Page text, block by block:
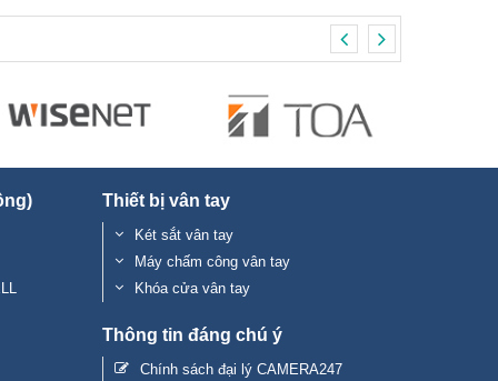
Thiết bị vân tay
Két sắt vân tay
Máy chấm công vân tay
Khóa cửa vân tay
Thông tin đáng chú ý
Chính sách đại lý CAMERA247